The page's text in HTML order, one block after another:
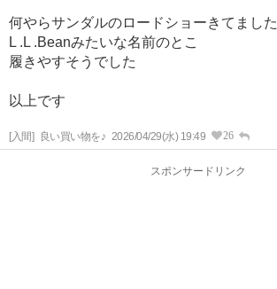
何やらサンダルのロードショーきてました
L .L .Beanみたいな名前のとこ
履きやすそうでした
以上です
[入間] 良い買い物を♪ 2026/04/29(水) 19:49 26
スポンサードリンク